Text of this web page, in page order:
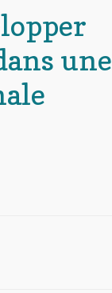
une